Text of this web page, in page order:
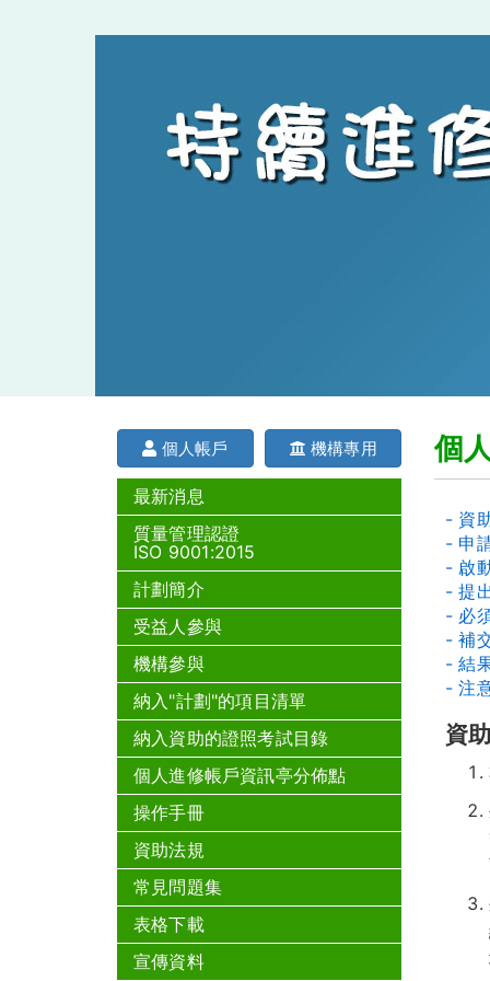
個人帳戶 機構專用
最新消息
質量管理認證
ISO 9001:2015
計劃簡介
受益人參與
機構參與
納入"計劃"的項目清單
納入資助的證照考試目錄
個人進修帳戶資訊亭分佈點
操作手冊
資助法規
常見問題集
表格下載
宣傳資料
個
- 資
- 申
- 啟
- 提
- 必
- 補
- 結
- 注
資